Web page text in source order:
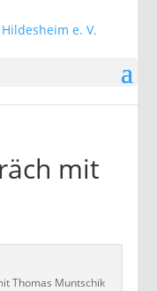
mit
Thomas Muntschik